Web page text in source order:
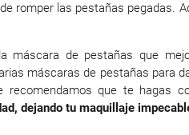
romper las pestañas pegadas.
máscara de pestañas que
máscaras de pestañas para
recomendamos que te hagas
dejando tu maquillaje